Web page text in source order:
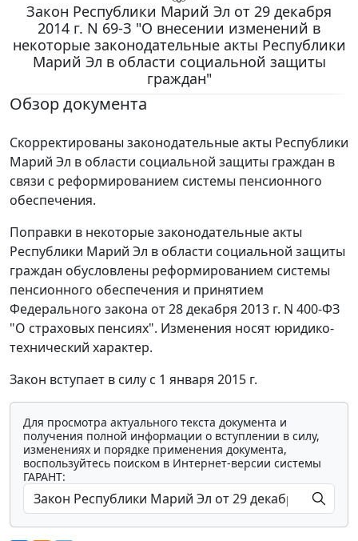
Закон Республики Марий Эл от 29 декабря
2014 г. N 69-З "О внесении изменений в
некоторые законодательные акты Республики
Марий Эл в области социальной защиты
граждан"
Обзор документа
Скорректированы законодательные акты Республики
Марий Эл в области социальной защиты граждан в
связи с реформированием системы пенсионного
обеспечения.
Поправки в некоторые законодательные акты
Республики Марий Эл в области социальной защиты
граждан обусловлены реформированием системы
пенсионного обеспечения и принятием
Федерального закона от 28 декабря 2013 г. N 400-ФЗ
"О страховых пенсиях". Изменения носят юридико-
технический характер.
Закон вступает в силу с 1 января 2015 г.
Для просмотра актуального текста документа и
получения полной информации о вступлении в силу,
изменениях и порядке применения документа,
воспользуйтесь поиском в Интернет-версии системы
ГАРАНТ: